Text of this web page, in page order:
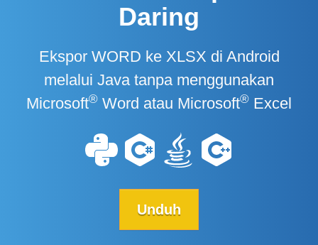
Daring
Ekspor WORD ke XLSX di Android
melalui Java tanpa menggunakan
Microsoft® Word atau Microsoft® Excel
Unduh